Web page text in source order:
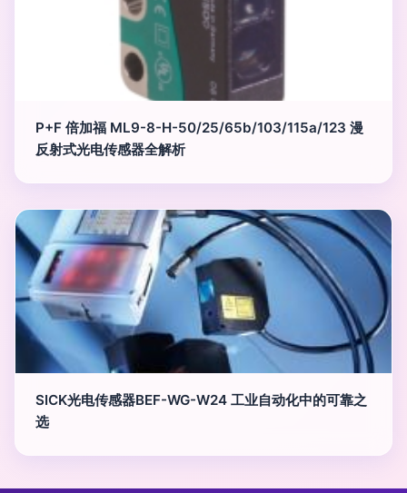
P+F 倍加福 ML9-8-H-50/25/65b/103/115a/123 漫
反射式光电传感器全解析
SICK光电传感器BEF-WG-W24 工业自动化中的可靠之
选